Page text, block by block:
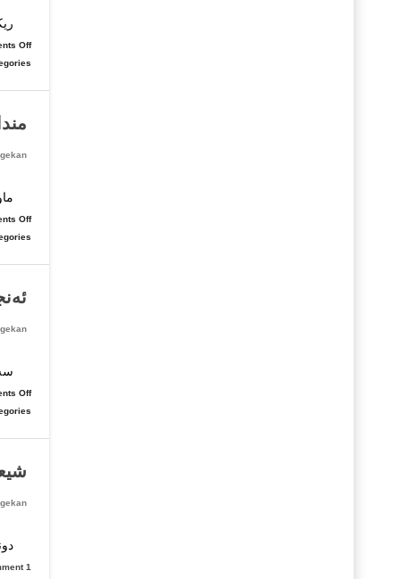
Off
Off
Off
1 Comment